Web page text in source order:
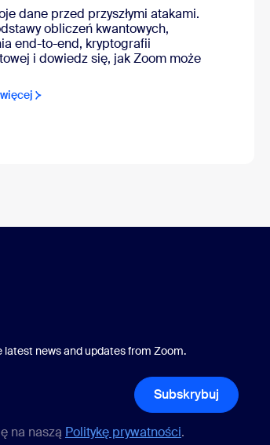
dane przed przyszłymi atakami.
obliczeń kwantowych,
end-to-end, kryptografii
i dowiedz się, jak Zoom może
* news and updates from Zoom.
Subskrybuj
na naszą Politykę prywatności.